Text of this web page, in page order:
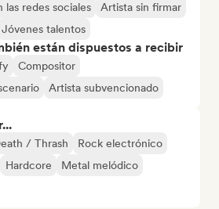
las redes sociales
Artista sin firmar
Jóvenes talentos
están dispuestos a recibir
Compositor
Artista subvencionado
/ Thrash
Rock electrónico
Hardcore
Metal melódico